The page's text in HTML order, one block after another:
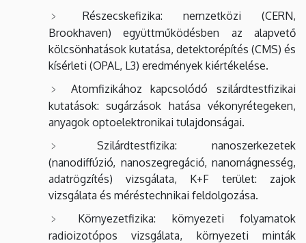
Részecskefizika: nemzetközi (CERN,
Brookhaven) együttműködésben az alapvető
kölcsönhatások kutatása, detektorépítés (CMS) és
kísérleti (OPAL, L3) eredmények kiértékelése.
Atomfizikához kapcsolódó szilárdtestfizikai
kutatások: sugárzások hatása vékonyrétegeken,
anyagok optoelektronikai tulajdonságai.
Szilárdtestfizika: nanoszerkezetek
(nanodiffúzió, nanoszegregáció, nanomágnesség,
adatrögzítés) vizsgálata, K+F terület: zajok
vizsgálata és méréstechnikai feldolgozása.
Környezetfizika: környezeti folyamatok
radioizotópos vizsgálata, környezeti minták